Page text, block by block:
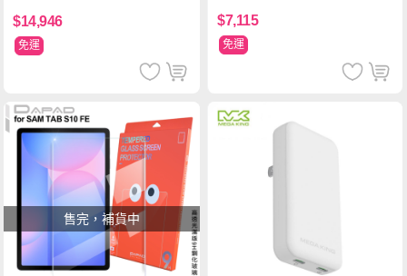
$14,946
免運
$7,115
免運
售完，補貨中